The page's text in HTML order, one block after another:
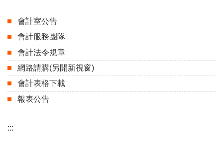
會計室公告
會計服務團隊
會計法令規章
網路請購(另開新視窗)
會計表格下載
報表公告
:::